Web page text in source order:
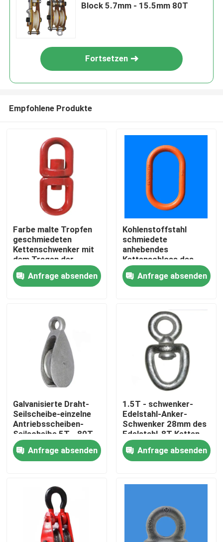
Nach Hause
Über uns
Kontakte
Produkte
Videos
Seil-manipulierende Hardware
Marine Rigging Hardware
Geschmiedeter Augbolzen
Electric Power-Installationen
Block 5.7mm - 15.5mm 80T
Fortsetzen
Empfohlene Produkte
Farbe malte Tropfen
geschmiedeten
Kettenschwenker mit
dem Tragen der
Boots-Takelungs-
Hardware
Anfrage absenden
Kohlenstoffstahl
schmiedete
anhebendes
Kettenschloss des
Kettenschloss-A342
169ton für das
Hochziehen
Anfrage absenden
Galvanisierte Draht-
Seilscheibe-einzelne
Antriebsscheiben-
Seilscheibe 5T - 80T
Anfrage absenden
1.5T - schwenker-
Edelstahl-Anker-
Schwenker 28mm des
Edelstahl-8T Ketten
Anfrage absenden